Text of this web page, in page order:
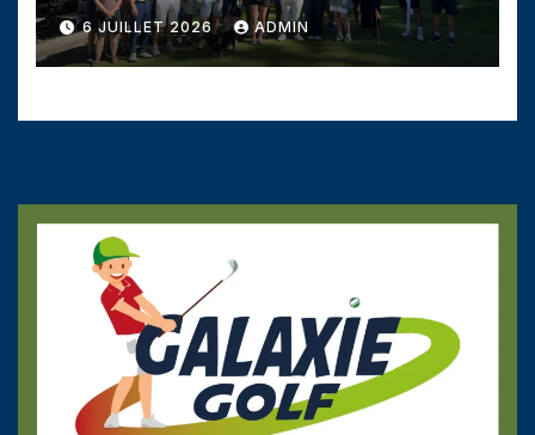
Dimanche 5 juillet
6 JUILLET 2026 ADMIN